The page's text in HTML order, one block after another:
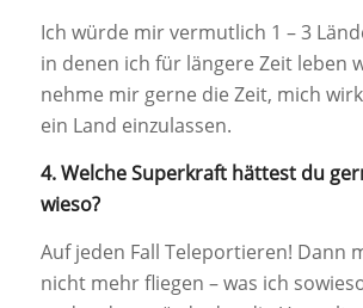
Ich würde mir vermutlich 1 – 3
in denen ich für längere Zeit leben
nehme mir gerne die Zeit, mich
ein Land einzulassen.
4. Welche Superkraft hättest du
wieso?
Auf jeden Fall Teleportieren! Dann
nicht mehr fliegen – was ich